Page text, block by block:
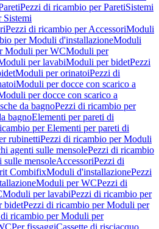
Pezzi di ricambio per ParetiSistemi
Sistemi
Pezzi di ricambio per AccessoriModuli
per Moduli d'installazioneModuli
Moduli per WCModuli per
per lavabiModuli per bidetPezzi
Moduli per orinatoiPezzi di
Moduli per docce con scarico a
per docce con scarico a
da bagnoPezzi di ricambio per
bagnoElementi per pareti di
per Elementi per pareti di
rubinettiPezzi di ricambio per Moduli
agenti sulle mensolePezzi di ricambio
mensoleAccessoriPezzi di
CombifixModuli d'installazionePezzi
Moduli per WCPezzi di
Moduli per lavabiPezzi di ricambio per
bidetPezzi di ricambio per Moduli per
ricambio per Moduli per
Per fissaggiCassette di risciacquo